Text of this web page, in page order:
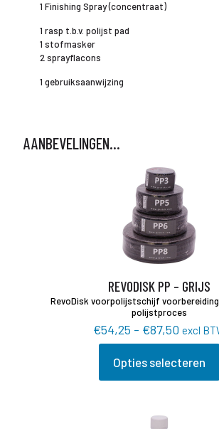
1 Finishing Spray (concentraat)
1 rasp t.b.v. polijst pad
1 stofmasker
2 sprayflacons
1 gebruiksaanwijzing
AANBEVELINGEN…
REVODISK PP – GRIJS
RevoDisk voorpolijstschijf
polijstproces
€54,25 - €87,50
€54,25
tot
€87,50
excl
Opties selecteren
product